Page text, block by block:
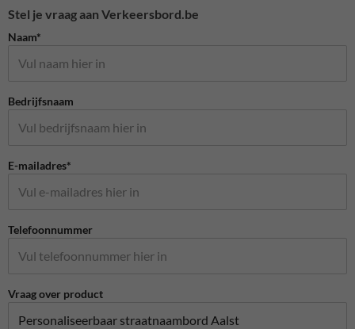
Stel je vraag aan Verkeersbord.be
Naam*
Bedrijfsnaam
E-mailadres*
Telefoonnummer
Vraag over product